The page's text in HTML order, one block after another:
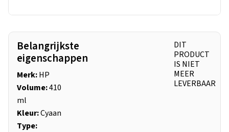
Belangrijkste
eigenschappen
Merk:HP
Volume:410
ml
Kleur:Cyaan
Type:
DIT
PRODUCT
IS NIET
MEER
LEVERBAAR